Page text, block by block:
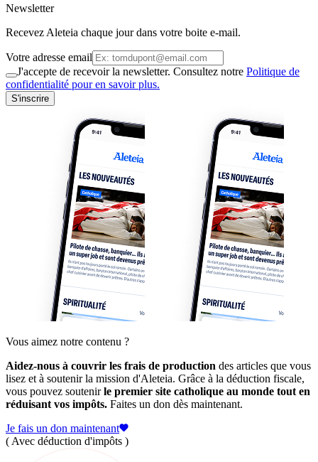
Newsletter
Recevez Aleteia chaque jour dans votre boite e-mail.
Votre adresse email
J'accepte de recevoir la newsletter. Consultez notre Politique de
confidentialité pour en savoir plus.
S'inscrire
Vous aimez notre contenu ?
Aidez-nous à couvrir les frais de production des articles que vous
lisez et à soutenir la mission d'Aleteia. Grâce à la déduction fiscale,
vous pouvez soutenirle premier site catholique au monde tout en
réduisant vos impôts. Faites un don dès maintenant.
Je fais un don maintenant
( Avec déduction d'impôts )